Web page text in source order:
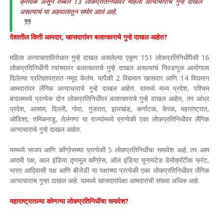
असल्याचं या अहवालातून समोर आलं आहे.
देशातील किती आमदार, खासदारांवर बलात्काराचे गुन्हे दाखल आहेत?
महिला अत्याचाराविरोधात गुन्हे दाखल असलेल्या एकूण 151 लोकप्रतिनिधींपैकी 16
लोकप्रतिनिधींनी त्यांच्यावर बलात्काराचे गुन्हे दाखल असल्याचं निवडणूक आयोगाला
दिलेल्या प्रतिज्ञापत्रात नमूद केलंय. यापैकी 2 विद्यमान खासदार आणि 14 विद्यमान
आमदारांवर लैंगिक अत्याचाराचे गुन्हे दाखल आहेत. यामध्ये मध्य प्रदेश, पश्चिम
बंगालमध्ये प्रत्येक दोन लोकप्रतिनिधींवर बलात्काराचे गुन्हे दाखल आहेत, तर आंध्र
प्रदेश, आसाम, दिल्ली, गोवा, गुजरात, झारखंड, कर्नाटक, केरळ, महाराष्ट्रात,
ओडिशा, तमिळनाडू, तेलंगणा या राज्यांमध्ये प्रत्येकी एका लोकप्रतिनिधीवर लैंगिक
अत्याचाराचे गुन्हे दाखल आहेत.
यामध्ये भाजप आणि काँग्रेसच्या प्रत्येकी 5 लोकप्रतिनिधींचा समावेश आहे. तर आम
आदमी पक्ष, आल इंडिया तृणमूल काँग्रेस, ऑल इंडिया युनायटेड डेमोक्रॅटीक फ्रंट,
भारत आदिवासी पक्ष आणि बीजेडी या पक्षाच्या प्रत्येकी एका लोकप्रतिनिधीवर लैंगिक
अत्याचाराच गुन्हा दाखल आहे. यामध्ये खासदारांपेक्षा आमदारांची संख्या अधिक आहे.
महाराष्ट्रातल्या कोणत्या लोकप्रतिनिधींचा समावेश?